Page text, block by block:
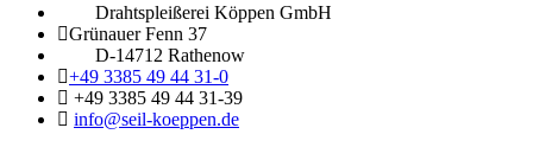
Drahtspleißerei Köppen GmbH
Grünauer Fenn 37
D-14712 Rathenow
+49 3385 49 44 31-0
+49 3385 49 44 31-39
info@seil-koeppen.de